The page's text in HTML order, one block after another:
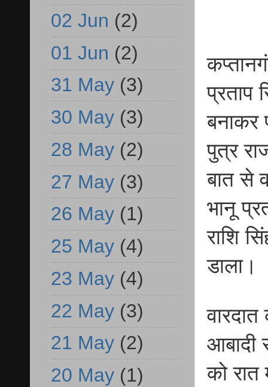
प्रताप
बनाकर
पुत्र
बात से
भानू
राशि
डाला।
आबादी
को रात
02 Jun (2)
01 Jun (2)
31 May (3)
30 May (3)
28 May (2)
27 May (3)
26 May (1)
25 May (4)
23 May (4)
22 May (3)
21 May (2)
20 May (1)